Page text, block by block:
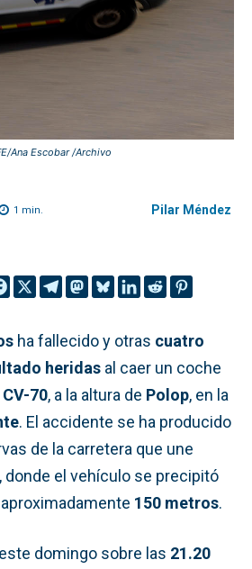
Ana Escobar /Archivo
1 min. Pilar Méndez
ha fallecido y otras cuatro
heridas al caer un coche
CV-70, a la altura de Polop, en la
. El accidente se ha producido
de la carretera que une
, donde el vehículo se precipitó
150 metros.
domingo sobre las 21.20